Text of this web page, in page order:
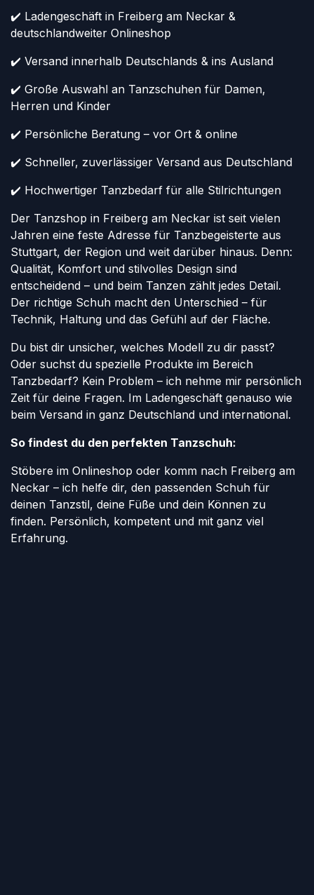
✔️ Ladengeschäft in Freiberg am Neckar &
deutschlandweiter Onlineshop
✔️ Versand innerhalb Deutschlands & ins Ausland
✔️ Große Auswahl an Tanzschuhen für Damen,
Herren und Kinder
✔️ Persönliche Beratung – vor Ort & online
✔️ Schneller, zuverlässiger Versand aus Deutschland
✔️ Hochwertiger Tanzbedarf für alle Stilrichtungen
Der Tanzshop in Freiberg am Neckar ist seit vielen
Jahren eine feste Adresse für Tanzbegeisterte aus
Stuttgart, der Region und weit darüber hinaus. Denn:
Qualität, Komfort und stilvolles Design sind
entscheidend – und beim Tanzen zählt jedes Detail.
Der richtige Schuh macht den Unterschied – für
Technik, Haltung und das Gefühl auf der Fläche.
Du bist dir unsicher, welches Modell zu dir passt?
Oder suchst du spezielle Produkte im Bereich
Tanzbedarf? Kein Problem – ich nehme mir persönlich
Zeit für deine Fragen. Im Ladengeschäft genauso wie
beim Versand in ganz Deutschland und international.
So findest du den perfekten Tanzschuh:
Stöbere im Onlineshop oder komm nach Freiberg am
Neckar – ich helfe dir, den passenden Schuh für
deinen Tanzstil, deine Füße und dein Können zu
finden. Persönlich, kompetent und mit ganz viel
Erfahrung.